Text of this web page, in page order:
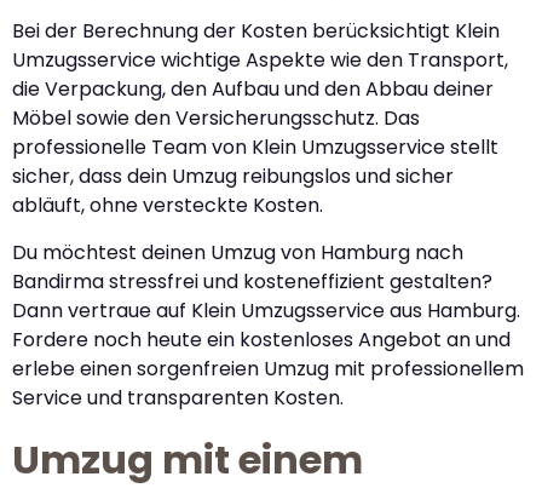
Bei der Berechnung der Kosten berücksichtigt Klein
Umzugsservice wichtige Aspekte wie den Transport,
die Verpackung, den Aufbau und den Abbau deiner
Möbel sowie den Versicherungsschutz. Das
professionelle Team von Klein Umzugsservice stellt
sicher, dass dein Umzug reibungslos und sicher
abläuft, ohne versteckte Kosten.
Du möchtest deinen Umzug von Hamburg nach
Bandirma stressfrei und kosteneffizient gestalten?
Dann vertraue auf Klein Umzugsservice aus Hamburg.
Fordere noch heute ein kostenloses Angebot an und
erlebe einen sorgenfreien Umzug mit professionellem
Service und transparenten Kosten.
Umzug mit einem